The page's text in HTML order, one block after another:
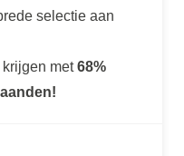
selectie aan
krijgen met68%